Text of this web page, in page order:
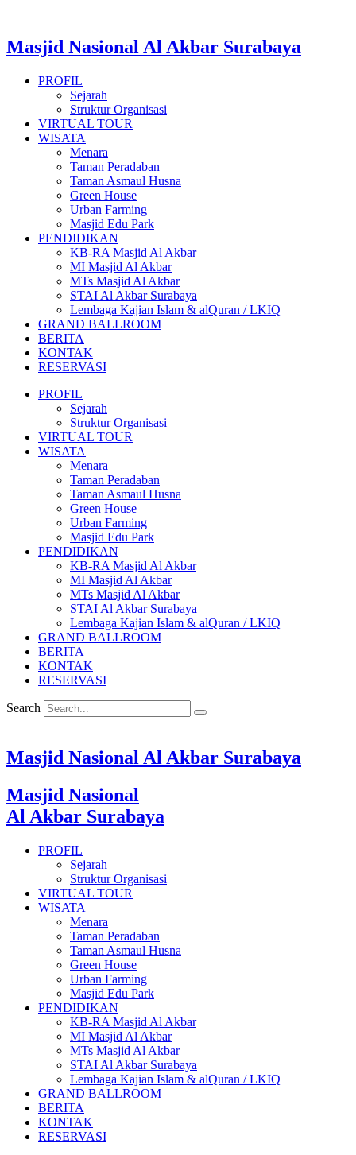
Masjid Nasional Al Akbar Surabaya
PROFIL
Sejarah
Struktur Organisasi
VIRTUAL TOUR
WISATA
Menara
Taman Peradaban
Taman Asmaul Husna
Green House
Urban Farming
Masjid Edu Park
PENDIDIKAN
KB-RA Masjid Al Akbar
MI Masjid Al Akbar
MTs Masjid Al Akbar
STAI Al Akbar Surabaya
Lembaga Kajian Islam & alQuran / LKIQ
GRAND BALLROOM
BERITA
KONTAK
RESERVASI
PROFIL
Sejarah
Struktur Organisasi
VIRTUAL TOUR
WISATA
Menara
Taman Peradaban
Taman Asmaul Husna
Green House
Urban Farming
Masjid Edu Park
PENDIDIKAN
KB-RA Masjid Al Akbar
MI Masjid Al Akbar
MTs Masjid Al Akbar
STAI Al Akbar Surabaya
Lembaga Kajian Islam & alQuran / LKIQ
GRAND BALLROOM
BERITA
KONTAK
RESERVASI
Search
Masjid Nasional Al Akbar Surabaya
Masjid Nasional
Al Akbar Surabaya
PROFIL
Sejarah
Struktur Organisasi
VIRTUAL TOUR
WISATA
Menara
Taman Peradaban
Taman Asmaul Husna
Green House
Urban Farming
Masjid Edu Park
PENDIDIKAN
KB-RA Masjid Al Akbar
MI Masjid Al Akbar
MTs Masjid Al Akbar
STAI Al Akbar Surabaya
Lembaga Kajian Islam & alQuran / LKIQ
GRAND BALLROOM
BERITA
KONTAK
RESERVASI